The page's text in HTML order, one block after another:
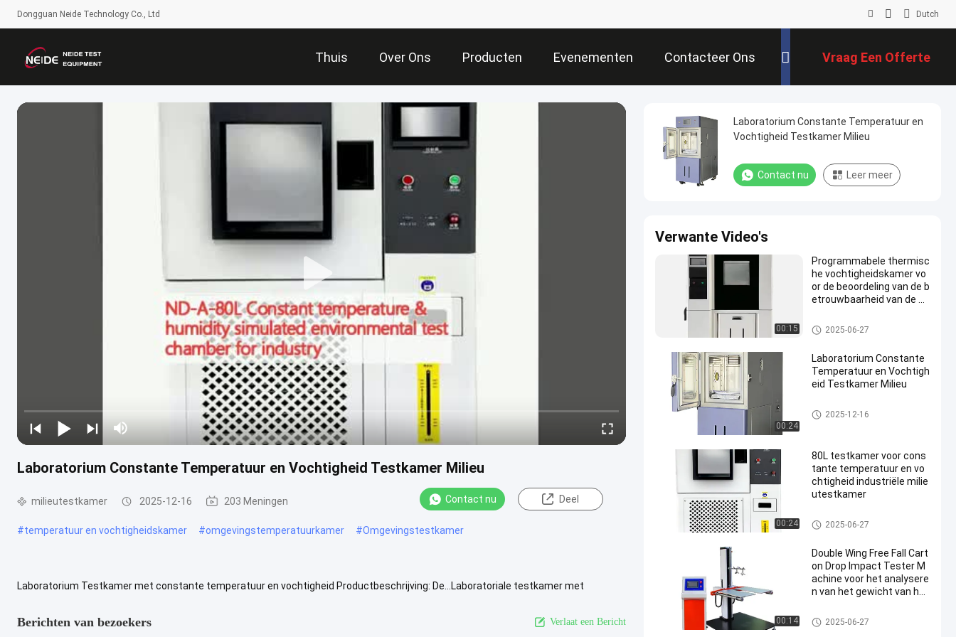
Dongguan Neide Technology Co., Ltd Dutch
Thuis Over Ons Producten Evenementen Contacteer Ons Vraag Een Offerte
Laboratorium Constante Temperatuur en Vochtigheid Testkamer Milieu
milieutestkamer 2025-12-16 203 Meningen Contact nu Deel
#temperatuur en vochtigheidskamer #omgevingstemperatuurkamer #Omgevingstestkamer
Laboratorium Testkamer met constante temperatuur en vochtigheid Productbeschrijving: De...Laboratoriale testkamer met
Berichten van bezoekers Verlaat een Bericht
Laboratorium Constante Temperatuur en
Vochtigheid Testkamer Milieu
Contact nu Leer meer
Verwante Video's
00:15
Programmabele thermisc
he vochtigheidskamer vo
or de beoordeling van de b
etrouwbaarheid van de si
Temperature Humidity Test C
hamber
2025-06-27
00:24
Laboratorium Constante
Temperatuur en Vochtigh
eid Testkamer Milieu
Temperature Humidity Test C
hamber
2025-12-16
00:24
80L testkamer voor cons
tante temperatuur en vo
chtigheid industriële milie
utestkamer
Temperature Humidity Test C
hamber
2025-06-27
00:14
Double Wing Free Fall Cart
on Drop Impact Tester M
achine voor het analysere
n van het gewicht van het
Verpakkend het Testen Materi
aal
2025-06-27